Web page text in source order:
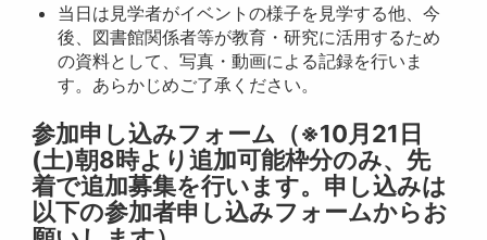
当日は見学者がイベントの様子を見学する他、今
後、図書館関係者等が教育・研究に活用するため
の資料として、写真・動画による記録を行いま
す。あらかじめご了承ください。
参加申し込みフォーム（※10月21日
(土)朝8時より追加可能枠分のみ、先
着で追加募集を行います。申し込みは
以下の参加者申し込みフォームからお